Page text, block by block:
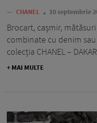
— CHANEL 10 septembrie
Brocart, cașmir,
combinate cu denim
colecția CHANEL –
+ MAI MULTE